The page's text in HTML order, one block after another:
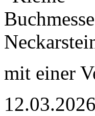
mit einer